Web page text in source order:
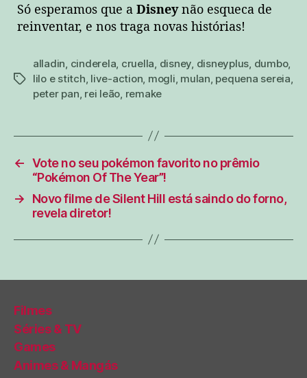
Só esperamos que a Disneynão esqueca de
reinventar, e nos traga novas histórias!
tags
alladin cinderela cruella disney disneyplus dumbo,
lilo e stitch live-action mogli mulan pequena sereia
peter pan rei leão remake
← Vote no seu pokémon favorito no prêmio
“Pokémon Of The Year”!
→
Novo filme de Silent Hill está saindo do forno,
revela diretor!
Filmes
Séries & TV
Games
Animes & Mangás